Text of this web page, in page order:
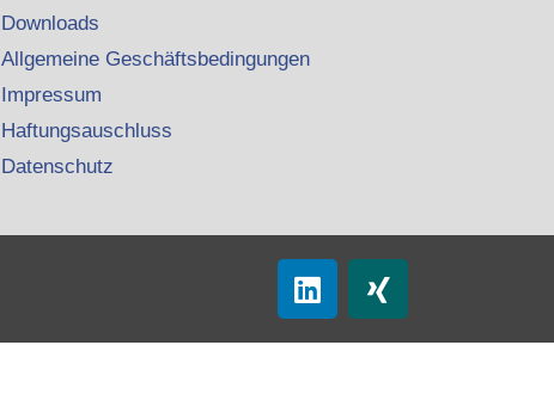
Downloads
Allgemeine Geschäftsbedingungen
Impressum
Haftungsauschluss
Datenschutz